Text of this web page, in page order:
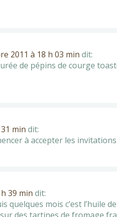
2011 à 18 h 03 min dit:
de pépins de courge
min dit:
à accepter les
39 min dit:
quelques mois c’est l’huile